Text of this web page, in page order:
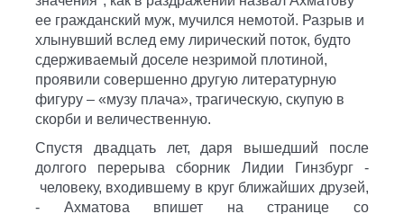
ее гражданский муж, мучился немотой. Разрыв и
хлынувший вслед ему лирический поток, будто
сдерживаемый доселе незримой плотиной,
проявили совершенно другую литературную
фигуру – «музу плача», трагическую, скупую в
скорби и величественную.
Спустя двадцать лет, даря вышедший после
долгого перерыва сборник Лидии Гинзбург -
человеку, входившему в круг ближайших друзей,
- Ахматова впишет на странице со